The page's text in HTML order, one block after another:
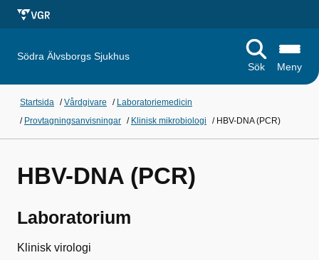
Södra Älvsborgs Sjukhus
Sök
Meny
Startsida /Vårdgivare / Laboratoriemedicin
/ Provtagningsanvisningar / Klinisk mikrobiologi / HBV-DNA (PCR)
HBV-DNA (PCR)
Laboratorium
Klinisk virologi